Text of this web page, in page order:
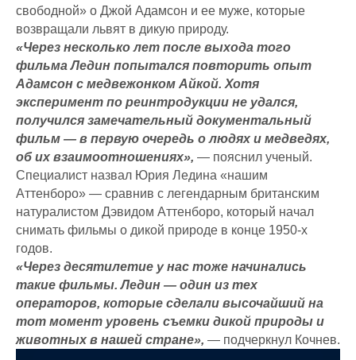
свободной» о Джой Адамсон и ее муже, которые
возвращали львят в дикую природу.
«Через несколько лет после выхода того
фильма Ледин попытался повторить опыт
Адамсон с медвежонком Айкой. Хотя
эксперимент по реинтродукции не удался,
получился замечательный документальный
фильм — в первую очередь о людях и медведях,
об их взаимоотношениях», — пояснил ученый.
Специалист назвал Юрия Ледина «нашим
Аттенборо» — сравнив с легендарным британским
натуралистом Дэвидом Аттенборо, который начал
снимать фильмы о дикой природе в конце 1950-х
годов.
«Через десятилетие у нас тоже начинались
такие фильмы. Ледин — один из тех
операторов, которые сделали высочайший на
тот момент уровень съемки дикой природы и
животных в нашей стране», — подчеркнул Кочнев.